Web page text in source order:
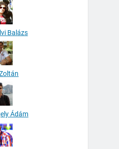
Balázs
Ádám